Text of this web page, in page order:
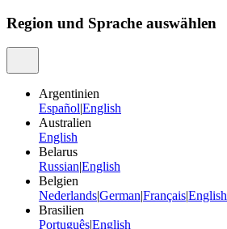
Region und Sprache auswählen
Argentinien
Español|English
Australien
English
Belarus
Russian|English
Belgien
Nederlands|German|Français|English
Brasilien
Português|English